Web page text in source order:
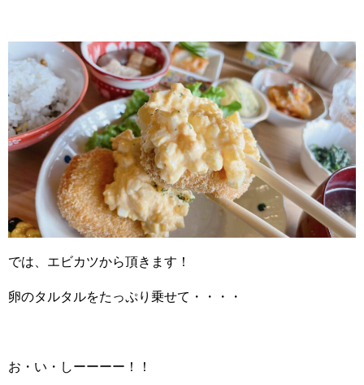
では、エビカツから頂きます！
卵のタルタルをたっぷり乗せて・・・・
お・い・しーーーー！！